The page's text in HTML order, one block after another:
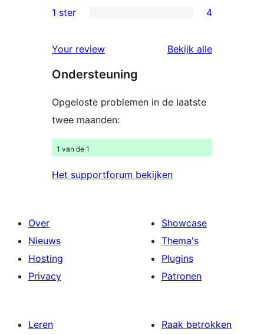
beoordelingen
2
beoordelingen
sterren
beoordelingen
1 ster 4
Your review Bekijk alle
Ondersteuning
Opgeloste problemen in de laatste
twee maanden:
1 van de 1
Het supportforum bekijken
Over
Nieuws
Hosting
Privacy
Showcase
Thema's
Plugins
Patronen
Leren
Raak betrokken